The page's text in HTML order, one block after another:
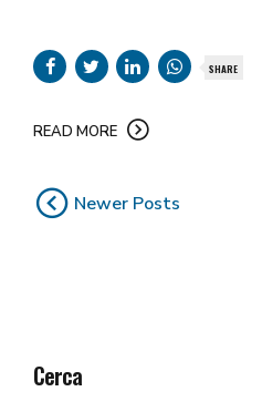
SHARE
READ MORE
Newer Posts
Cerca